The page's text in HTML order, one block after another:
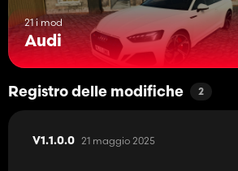
21 i mod
Audi
Registro delle modifiche 2
V1.1.0.0 21 maggio 2025